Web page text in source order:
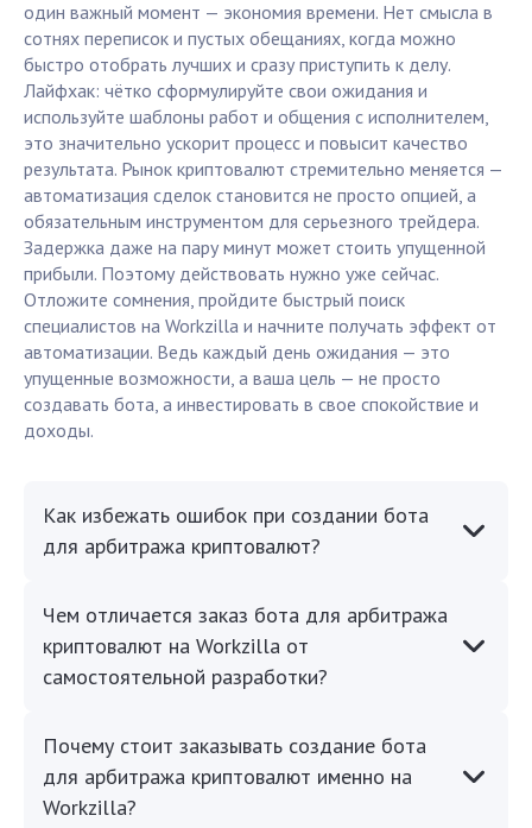
один важный момент — экономия времени. Нет смысла в
сотнях переписок и пустых обещаниях, когда можно
быстро отобрать лучших и сразу приступить к делу.
Лайфхак: чётко сформулируйте свои ожидания и
используйте шаблоны работ и общения с исполнителем,
это значительно ускорит процесс и повысит качество
результата. Рынок криптовалют стремительно меняется —
автоматизация сделок становится не просто опцией, а
обязательным инструментом для серьезного трейдера.
Задержка даже на пару минут может стоить упущенной
прибыли. Поэтому действовать нужно уже сейчас.
Отложите сомнения, пройдите быстрый поиск
специалистов на Workzilla и начните получать эффект от
автоматизации. Ведь каждый день ожидания — это
упущенные возможности, а ваша цель — не просто
создавать бота, а инвестировать в свое спокойствие и
доходы.
Как избежать ошибок при создании бота
для арбитража криптовалют?
Чем отличается заказ бота для арбитража
криптовалют на Workzilla от
самостоятельной разработки?
Почему стоит заказывать создание бота
для арбитража криптовалют именно на
Workzilla?